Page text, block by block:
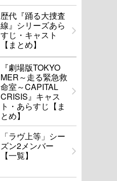
歴代『踊る大捜査
線』シリーズあら
すじ・キャスト
【まとめ】
『劇場版TOKYO
MER～走る緊急救
命室～CAPITAL
CRISIS』キャス
ト・あらすじ【ま
とめ】
「ラヴ上等」シー
ズン2メンバー
【一覧】